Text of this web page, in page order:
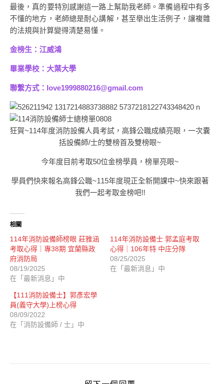
最後，真的要特別感謝這一路上幫助我老師。準備過程中有多
不懂的地方，老師總是耐心講解，甚至舉出生活例子，讓複雜
的法規與計算變得清楚易懂。
金榜生：江威鴻
畢業學校：大葉大學
聯繫方式：love1999880216@gmail.com
狂賀~114年度消防設備人員考試，高鋒公職成績亮眼，一次囊
括設備師/士的雙榜首及雙榜眼~
今年度目前考取50位金榜學員，榜單亮眼~
學員們快來報名高鋒公職~115年度現正全新開課中~快來跟著
我們一起考取金榜吧!!
相關
114年消防設備師榜眼 莊雅涵
考取心得｜專38期 宜蘭縣政
府消防局
08/19/2025
在「最新消息」中
114年消防設備士 郭孟庭考取
心得｜106年特 中庄分隊
08/25/2025
在「最新消息」中
【111消防設備士】郭彥宏學
員(義守大學)上榜心得
08/09/2022
在「消防設備師 / 士」中